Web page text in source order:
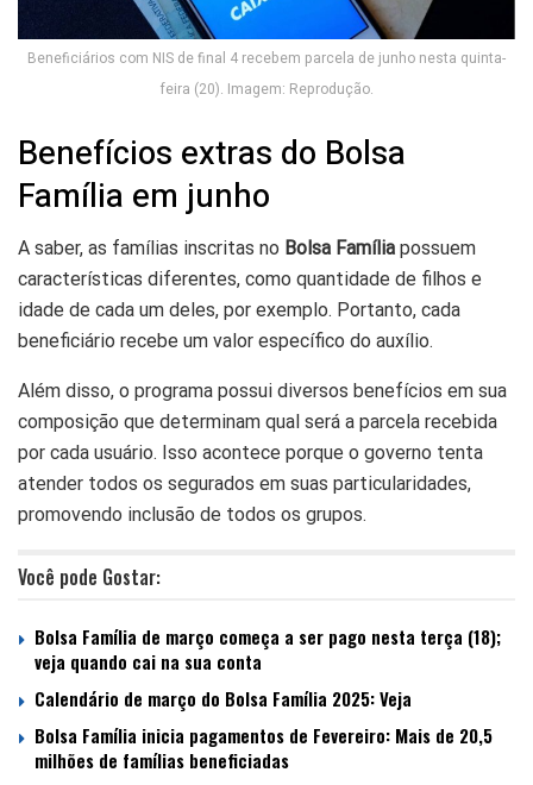
Beneficiários com NIS de final 4 recebem parcela de junho nesta quinta-
feira (20). Imagem: Reprodução.
Benefícios extras do Bolsa
Família em junho
A saber, as famílias inscritas no Bolsa Família possuem
características diferentes, como quantidade de filhos e
idade de cada um deles, por exemplo. Portanto, cada
beneficiário recebe um valor específico do auxílio.
Além disso, o programa possui diversos benefícios em sua
composição que determinam qual será a parcela recebida
por cada usuário. Isso acontece porque o governo tenta
atender todos os segurados em suas particularidades,
promovendo inclusão de todos os grupos.
Você pode Gostar:
Bolsa Família de março começa a ser pago nesta terça (18);
veja quando cai na sua conta
Calendário de março do Bolsa Família 2025: Veja
Bolsa Família inicia pagamentos de Fevereiro: Mais de 20,5
milhões de famílias beneficiadas